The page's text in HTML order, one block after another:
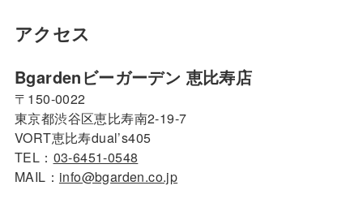
アクセス
Bgardenビーガーデン 恵比寿店
〒150-0022
東京都渋谷区恵比寿南2-19-7
VORT恵比寿dual’s405
TEL： 03-6451-0548
MAIL： info@bgarden.co.jp